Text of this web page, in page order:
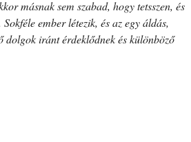
másnak sem szabad, hogy tetsszen, és
ember létezik, és az egy áldás,
dolgok iránt érdeklődnek és különböző